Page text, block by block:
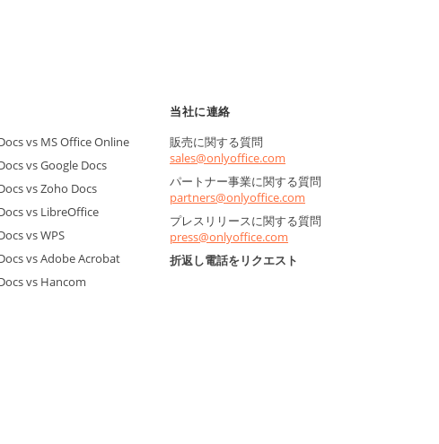
vs MS Office Online
vs Google Docs
vs Zoho Docs
vs LibreOffice
vs WPS
vs Adobe Acrobat
vs Hancom
当社に連絡
販売に関する質問
sales@onlyoffice.com
パートナー事業に関する質問
partners@onlyoffice.com
プレスリリースに関する質問
press@onlyoffice.com
折返し電話をリクエスト